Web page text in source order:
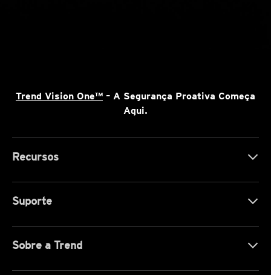
Trend Vision One™ – A Segurança Proativa Começa
Aqui.
Recursos
Suporte
Sobre a Trend